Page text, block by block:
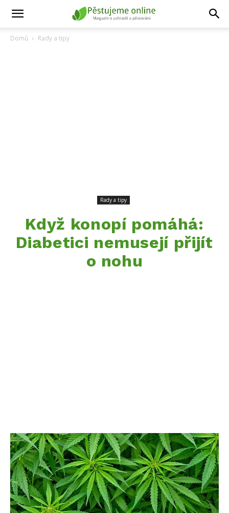
Domů Rady a tipy
Rady a tipy
Když konopí pomáhá:
Diabetici nemusejí přijít
o nohu